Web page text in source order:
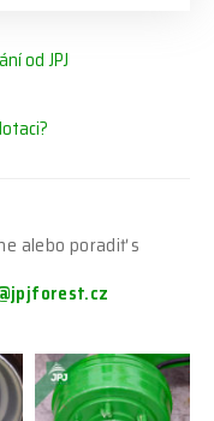
od JPJ
alebo poradiť s